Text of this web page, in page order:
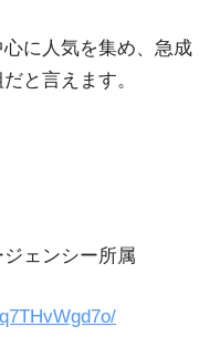
に人気を集め、急成
と言えます。
ェンシー所属